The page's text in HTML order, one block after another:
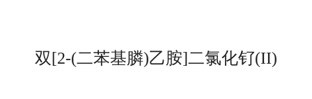
双[2-(二苯基膦)乙胺]二氯化钌(II)